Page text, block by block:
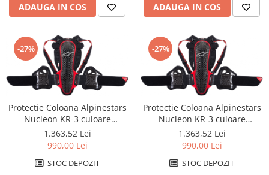
Geanta ghidon
Geanta spate
Genti laterale
Genti picior
Top case
Accesorii
Top case
Cutii / Genti SHAD
Accesorii cutii Shad
Cutii aluminiu Shad
ADAUGA IN COS ADAUGA IN COS
-27%
Protectie Coloana Alpinestars
Nucleon KR-3 culoare
Negru/Rosu marime XS
1.363,52 Lei
990,00 Lei
STOC DEPOZIT
-27%
Protectie Coloana Alpinestars
Nucleon KR-3 culoare
Negru/Rosu marime SM
1.363,52 Lei
990,00 Lei
STOC DEPOZIT